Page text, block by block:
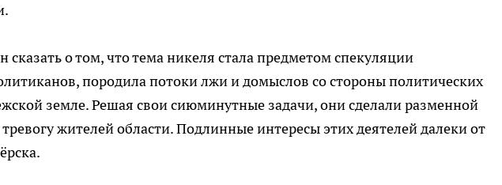
о том, что тема никеля стала предметом спекуляции
породила потоки лжи и домыслов со стороны политических
земле. Решая свои сиюминутные задачи, они сделали разменной
жителей области. Подлинные интересы этих деятелей далеки от